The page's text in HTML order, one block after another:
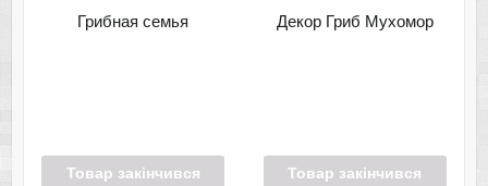
Грибная семья
Товар закінчився
Декор Гриб Мухомор
Товар закінчився